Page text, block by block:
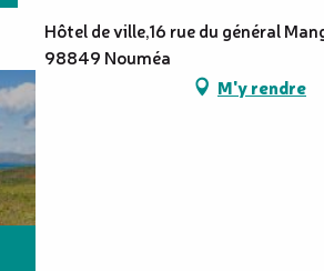
Hôtel de ville,16 rue du général
98849 Nouméa
M'y rendre